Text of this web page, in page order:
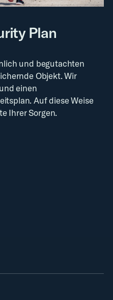
Plan
und begutachten
Objekt. Wir
einen
Auf diese Weise
Ihrer Sorgen.